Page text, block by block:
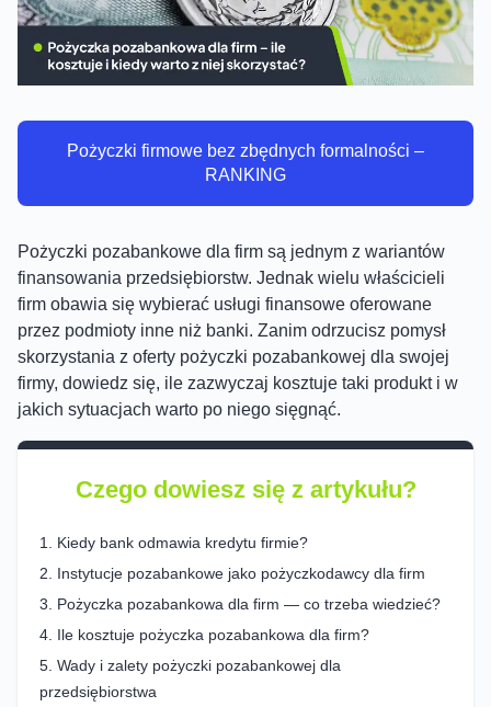
Pożyczki firmowe bez zbędnych formalności –
RANKING
Pożyczki pozabankowe dla firm są jednym z wariantów
finansowania przedsiębiorstw. Jednak wielu właścicieli
firm obawia się wybierać usługi finansowe oferowane
przez podmioty inne niż banki. Zanim odrzucisz pomysł
skorzystania z oferty pożyczki pozabankowej dla swojej
firmy, dowiedz się, ile zazwyczaj kosztuje taki produkt i w
jakich sytuacjach warto po niego sięgnąć.
Czego dowiesz się z artykułu?
Kiedy bank odmawia kredytu firmie?
Instytucje pozabankowe jako pożyczkodawcy dla firm
Pożyczka pozabankowa dla firm — co trzeba wiedzieć?
Ile kosztuje pożyczka pozabankowa dla firm?
Wady i zalety pożyczki pozabankowej dla
przedsiębiorstwa